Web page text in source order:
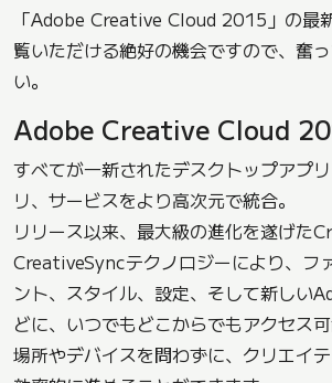
「Adobe Creative Cloud 2015」の最
覧いただける絶好の機会ですので、奮
い。
Adobe Creative Cloud
すべてが一新されたデスクトップアプ
リ、サービスをより高次元で統合。
リリース以来、最大級の進化を遂げた
CreativeSyncテクノロジーにより、フ
ント、スタイル、設定、そして新しい
どに、いつでもどこからでもアクセス可
場所やデバイスを問わずに、クリエイ